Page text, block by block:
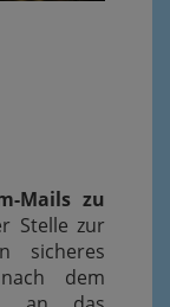
Mails zu
Stelle zur
sicheres
dem